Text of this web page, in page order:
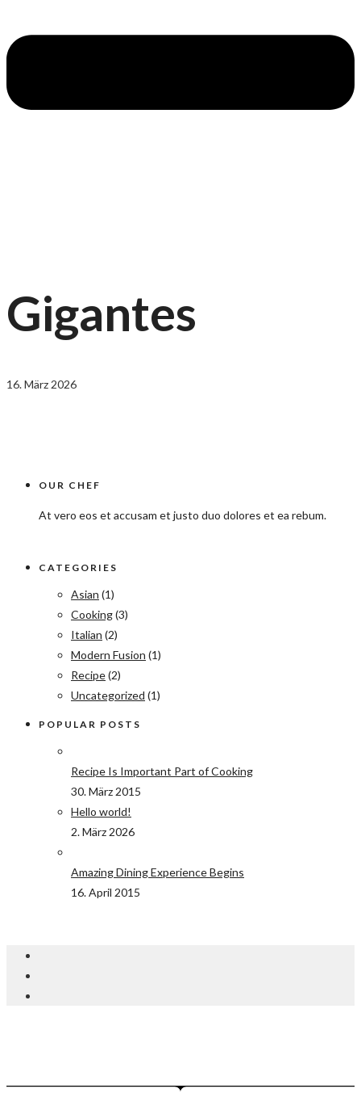
Gigantes
16. März 2026
OUR CHEF
At vero eos et accusam et justo duo dolores et ea rebum.
CATEGORIES
Asian (1)
Cooking(3)
Italian (2)
Modern Fusion (1)
Recipe(2)
Uncategorized (1)
POPULAR POSTS
Recipe Is Important Part of Cooking
30. März 2015
Hello world!
2. März 2026
Amazing Dining Experience Begins
16. April 2015